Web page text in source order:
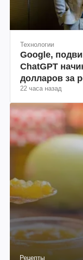
Технологии
Google,
ChatGPT
долларов за
22 часа назад
Рецепты